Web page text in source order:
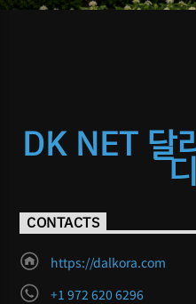
DK NET 달
CONTACTS
https://dalkora.com
+1 972 620 6296